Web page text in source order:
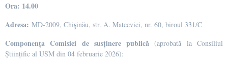
Ora: 14.00
Adresa: MD-2009, Chișinău, str. A. Mateevici, nr. 60, biroul 331/C
Componența Comisiei de susținere publică(aprobată la Consiliul
Științific al USM din 04 februarie 2026):